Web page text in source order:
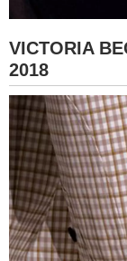
VICTORIA
2018